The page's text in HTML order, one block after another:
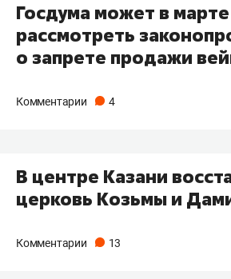
Госдума может в марте
рассмотреть
о запрете продажи
Комментарии 4
В центре Казани
церковь Козьмы и
Комментарии 13